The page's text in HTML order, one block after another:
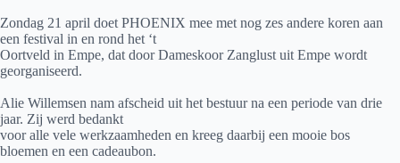
Zondag 21 april doet PHOENIX mee met nog zes andere koren aan
een festival in en rond het ‘t
Oortveld in Empe, dat door Dameskoor Zanglust uit Empe wordt
georganiseerd.
Alie Willemsen nam afscheid uit het bestuur na een periode van drie
jaar. Zij werd bedankt
voor alle vele werkzaamheden en kreeg daarbij een mooie bos
bloemen en een cadeaubon.